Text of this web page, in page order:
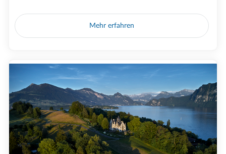
Mehr erfahren